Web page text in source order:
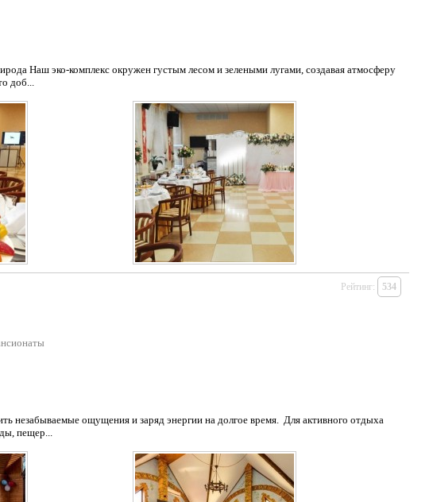
Наш эко-комплекс окружен густым лесом и зелеными лугами, создавая атмосферу
доб...
незабываемые ощущения и заряд энергии на долгое время. Для активного отдыха
пещер...
Рейтинг: 534